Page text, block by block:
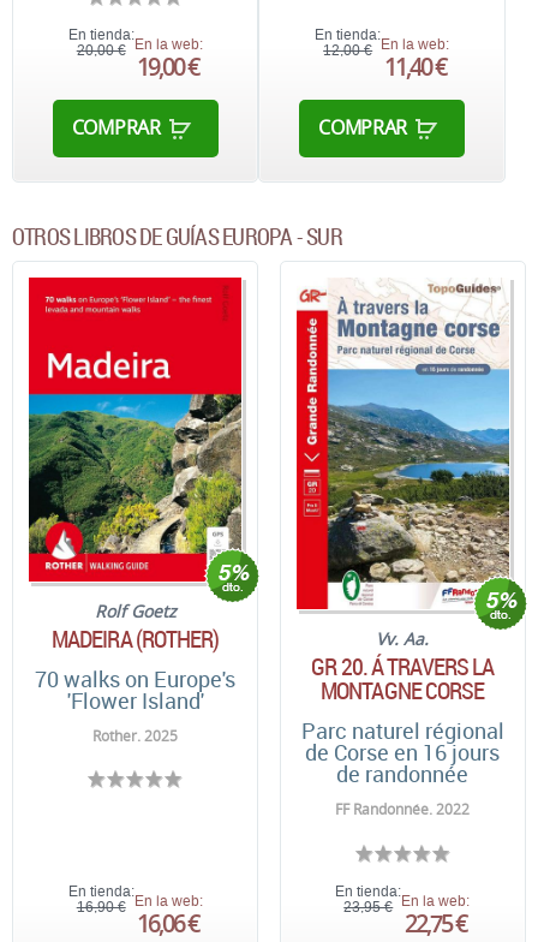
En tienda:
20,00 € En la web:
19,00 €
COMPRAR
En tienda:
12,00 €
En la web:
11,40 €
COMPRAR
OTROS LIBROS DE GUÍAS EUROPA - SUR
Rolf Goetz
MADEIRA (ROTHER)
70 walks on Europe's
'Flower Island'
Rother. 2025
En tienda:
16,90 € En la web:
16,06 €
Vv. Aa.
GR 20. Á TRAVERS LA
MONTAGNE CORSE
Parc naturel régional
de Corse en 16 jours
de randonnée
FF Randonnée. 2022
En tienda:
23,95 €
En la web:
22,75 €